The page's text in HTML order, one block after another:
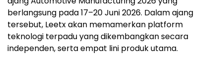
berlangsung pada 17–20 Juni 2026. Dalam ajang
tersebut, Leetx akan memamerkan platform
teknologi terpadu yang dikembangkan secara
independen, serta empat lini produk utama.